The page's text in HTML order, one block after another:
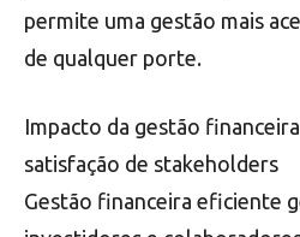
permite uma gestão mais
de qualquer porte.
Impacto da gestão
satisfação de stakeholders
Gestão financeira eficiente